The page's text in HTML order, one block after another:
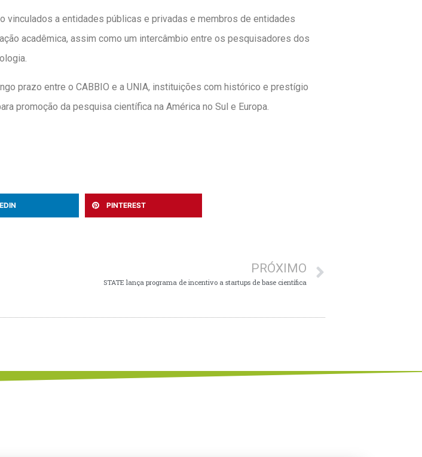
a entidades públicas e privadas e membros de entidades
acadêmica, assim como um intercâmbio entre os pesquisadores dos
prazo entre o CABBIO e a UNIA, instituições com histórico e prestígio
promoção da pesquisa científica na América no Sul e Europa.
PINTEREST
PRÓXIMO
STATE lança programa de incentivo a startups de base científica